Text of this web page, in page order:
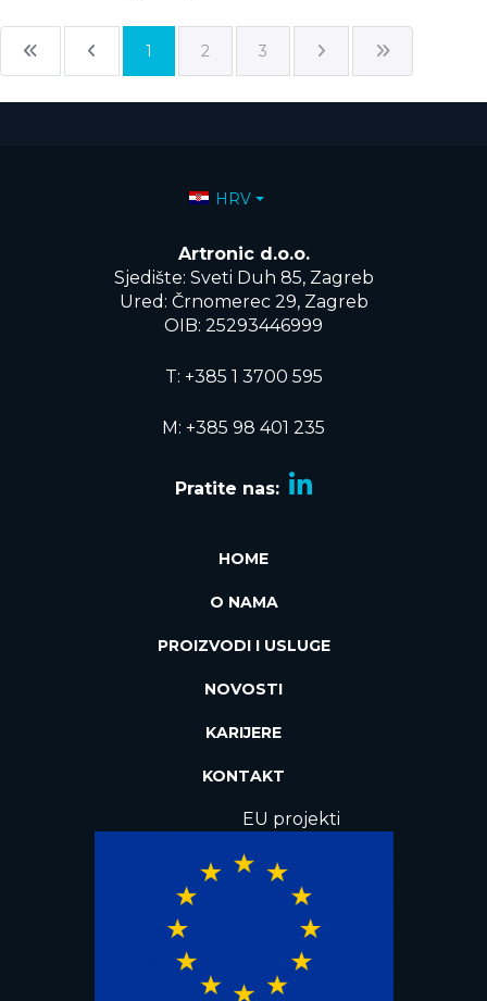
1 2 3
Odaberite svoj jezik
HRV
Artronic d.o.o.
Sjedište: Sveti Duh 85, Zagreb
Ured: Črnomerec 29, Zagreb
OIB: 25293446999
T: +385 1 3700 595
M: +385 98 401 235
Pratite nas:
HOME
O NAMA
PROIZVODI I USLUGE
NOVOSTI
KARIJERE
KONTAKT
EU projekti